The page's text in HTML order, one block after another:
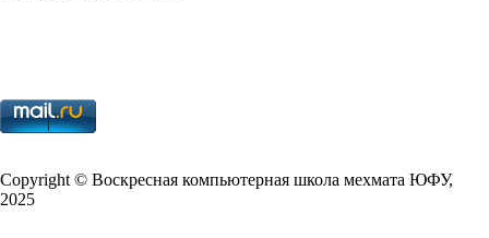
Copy­right © Воскресная компьютерная школа мехмата ЮФУ,
2025